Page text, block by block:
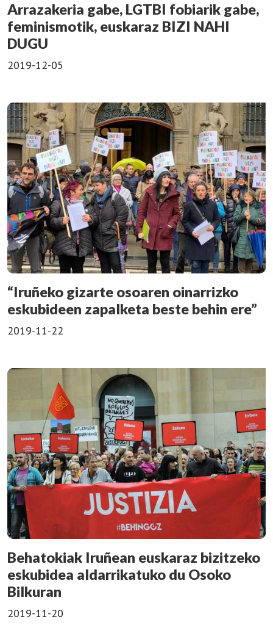
Arrazakeria gabe, LGTBI fobiarik gabe,
feminismotik, euskaraz BIZI NAHI
DUGU
2019-12-05
“Iruñeko gizarte osoaren oinarrizko
eskubideen zapalketa beste behin ere”
2019-11-22
Behatokiak Iruñean euskaraz bizitzeko
eskubidea aldarrikatuko du Osoko
Bilkuran
2019-11-20